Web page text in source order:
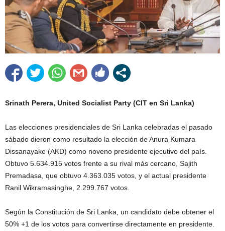
Srinath Perera, United Socialist Party (CIT en Sri Lanka)
Las elecciones presidenciales de Sri Lanka celebradas el pasado
sábado dieron como resultado la elección de Anura Kumara
Dissanayake (AKD) como noveno presidente ejecutivo del país.
Obtuvo 5.634.915 votos frente a su rival más cercano, Sajith
Premadasa, que obtuvo 4.363.035 votos, y el actual presidente
Ranil Wikramasinghe, 2.299.767 votos.
Según la Constitución de Sri Lanka, un candidato debe obtener el
50% +1 de los votos para convertirse directamente en presidente.